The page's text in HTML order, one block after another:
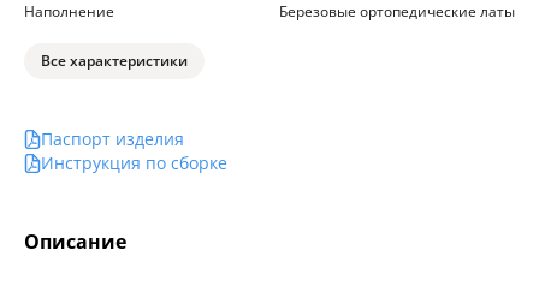
Описание
Наполнение
Березовые ортопедические латы
Все характеристики
Паспорт изделия
Инструкция по сборке